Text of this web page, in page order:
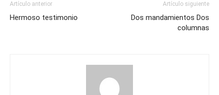
Artículo anterior
Hermoso testimonio
Artículo siguiente
Dos mandamientos Dos
columnas